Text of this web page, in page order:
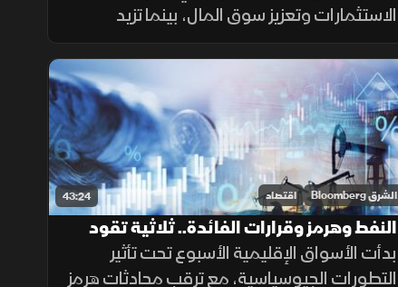
الاستثمارات وتعزيز سوق المال، بينما تزيد
اضطرابات الإمدادات ونقص المشتقات مخاطر
التضخم. ويواجه الذكاء الاصطناعي منافسة
صينية وتساؤلات العوائد.
43:24 الشرق Bloomberg اقتصاد
النفط وهرمز وقرارات الفائدة.. ثلاثية تقود
الأسواق هذا الأسبوع
بدأت الأسواق الإقليمية الأسبوع تحت تأثير
التطورات الجيوسياسية، مع ترقب محادثات هرمز